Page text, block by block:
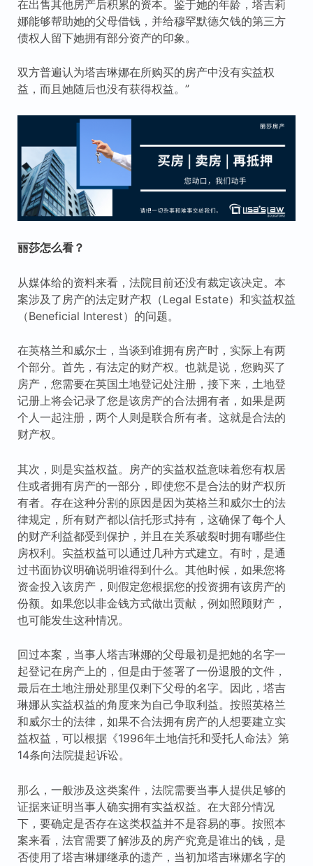
在出售其他房产后积累的资本。鉴于她的年龄，塔吉莉
娜能够帮助她的父母借钱，并给穆罕默德欠钱的第三方
债权人留下她拥有部分资产的印象。
双方普遍认为塔吉琳娜在所购买的房产中没有实益权
益，而且她随后也没有获得权益。”
丽莎怎么看？
从媒体给的资料来看，法院目前还没有裁定该决定。本
案涉及了房产的法定财产权（Legal Estate）和实益权益
（Beneficial Interest）的问题。
在英格兰和威尔士，当谈到谁拥有房产时，实际上有两
个部分。首先，有法定的财产权。也就是说，您购买了
房产，您需要在英国土地登记处注册，接下来，土地登
记册上将会记录了您是该房产的合法拥有者，如果是两
个人一起注册，两个人则是联合所有者。这就是合法的
财产权。
其次，则是实益权益。房产的实益权益意味着您有权居
住或者拥有房产的一部分，即使您不是合法的财产权所
有者。存在这种分割的原因是因为英格兰和威尔士的法
律规定，所有财产都以信托形式持有，这确保了每个人
的财产利益都受到保护，并且在关系破裂时拥有哪些住
房权利。实益权益可以通过几种方式建立。有时，是通
过书面协议明确说明谁得到什么。其他时候，如果您将
资金投入该房产，则假定您根据您的投资拥有该房产的
份额。如果您以非金钱方式做出贡献，例如照顾财产，
也可能发生这种情况。
回过本案，当事人塔吉琳娜的父母最初是把她的名字一
起登记在房产上的，但是由于签署了一份退股的文件，
最后在土地注册处那里仅剩下父母的名字。因此，塔吉
琳娜从实益权益的角度来为自己争取利益。按照英格兰
和威尔士的法律，如果不合法拥有房产的人想要建立实
益权益，可以根据《1996年土地信托和受托人命法》第
14条向法院提起诉讼。
那么，一般涉及这类案件，法院需要当事人提供足够的
证据来证明当事人确实拥有实益权益。在大部分情况
下，要确定是否存在这类权益并不是容易的事。按照本
案来看，法官需要了解涉及的房产究竟是谁出的钱，是
否使用了塔吉琳娜继承的遗产，当初加塔吉琳娜名字的